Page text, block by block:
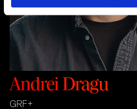
Andrei Dragu
GRF+